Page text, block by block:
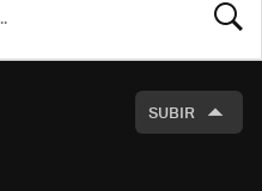
SUBIR